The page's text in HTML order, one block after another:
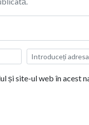
și site-ul web în acest